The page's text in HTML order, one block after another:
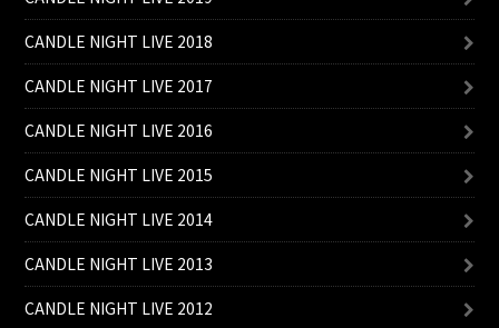
CANDLE NIGHT LIVE 2018
CANDLE NIGHT LIVE 2017
CANDLE NIGHT LIVE 2016
CANDLE NIGHT LIVE 2015
CANDLE NIGHT LIVE 2014
CANDLE NIGHT LIVE 2013
CANDLE NIGHT LIVE 2012